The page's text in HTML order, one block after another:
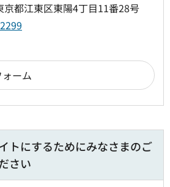
都江東区東陽4丁目11番28号
トにするためにみなさまのご
さい